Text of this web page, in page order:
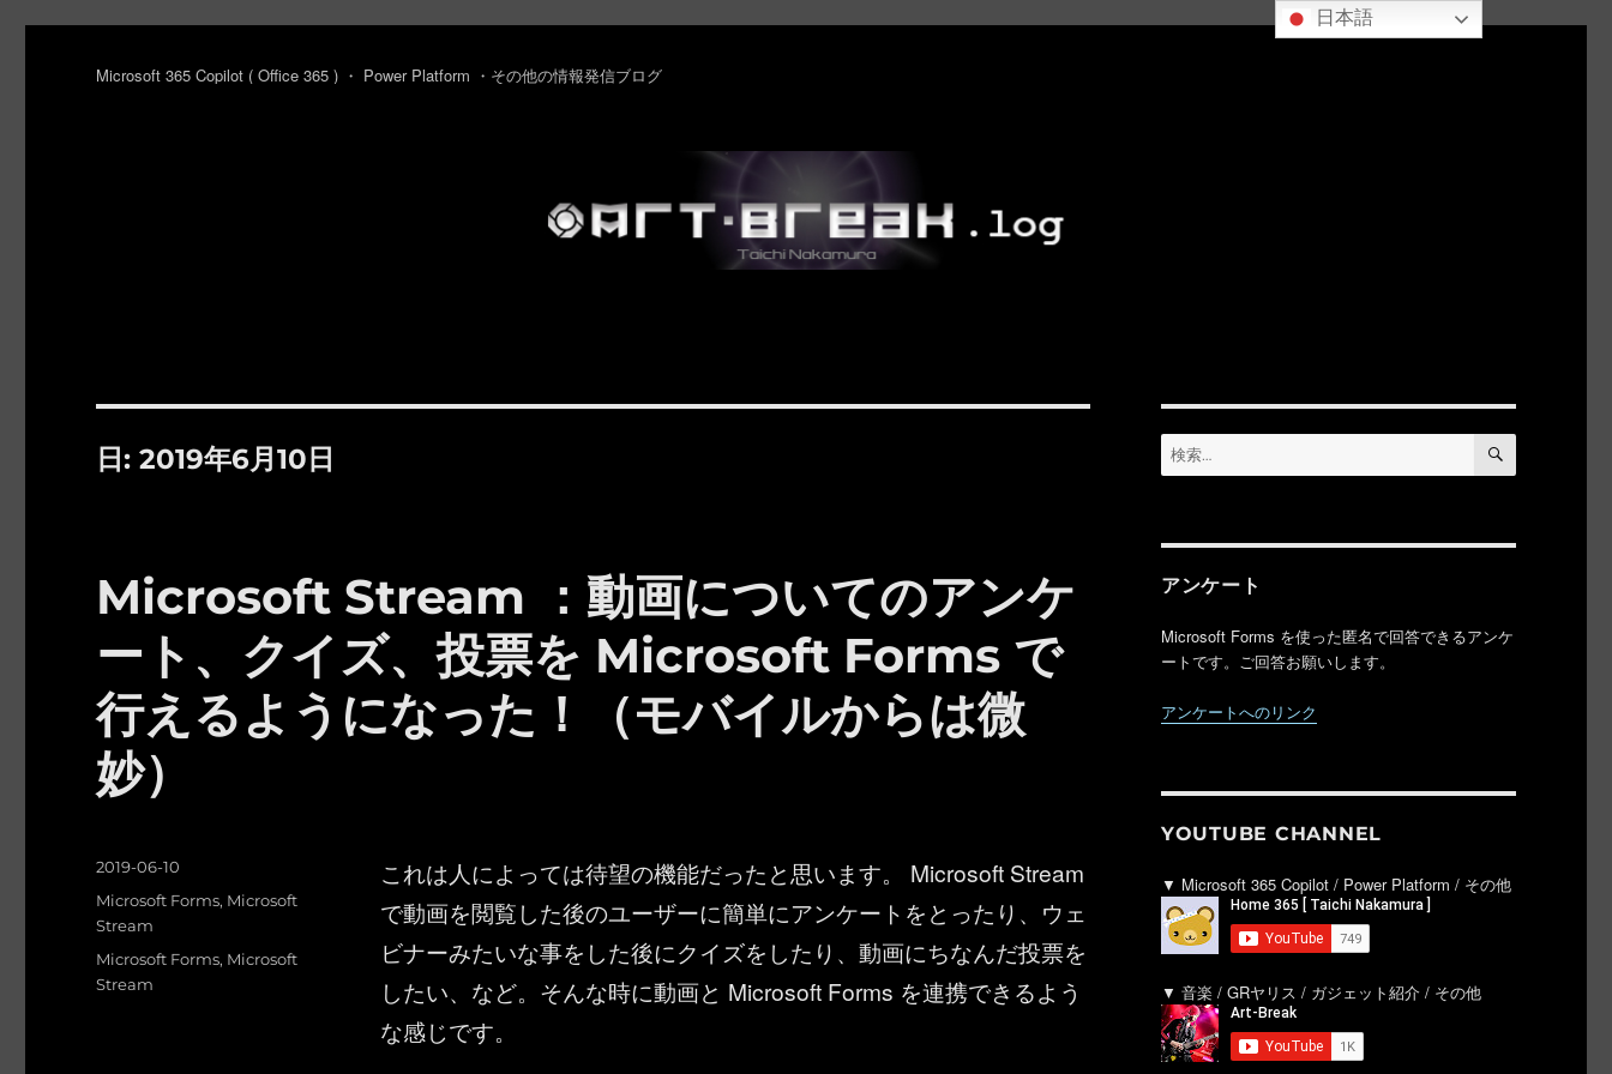
Microsoft 365 Copilot ( Office 365 ) ・ Power Platform ・その他の情報発信ブログ
日:2019年6月10日
Microsoft Stream ：動画についてのアンケ
ート、クイズ、投票を Microsoft Forms で
行えるようになった！（モバイルからは微
妙）
これは人によっては待望の機能だったと思います。 Microsoft Stream
で動画を閲覧した後のユーザーに簡単にアンケートをとったり、ウェ
ビナーみたいな事をした後にクイズをしたり、動画にちなんだ投票を
したい、など。そんな時に動画と Microsoft Forms を連携できるよう
な感じです。
投
日:
2019-06-10
カ
テ
リ
Microsoft Forms, Microsoft
Stream
タ
グ
Microsoft Forms, Microsoft
Stream
検
索:
検
アンケート
Microsoft Forms を使った匿名で回答できるアンケ
ートです。ご回答お願いします。
アンケートへのリンク
YOUTUBE CHANNEL
▼ Microsoft 365 Copilot / Power Platform / その他
▼ 音楽 / GRヤリス / ガジェット紹介 / その他
日本語